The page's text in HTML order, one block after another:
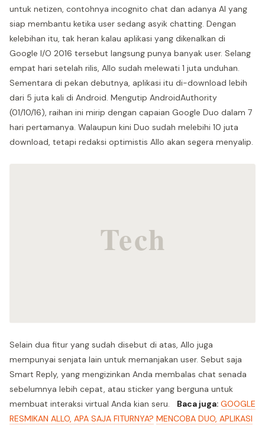
untuk netizen, contohnya incognito chat dan adanya AI yang
siap membantu ketika user sedang asyik chatting. Dengan
kelebihan itu, tak heran kalau aplikasi yang dikenalkan di
Google I/O 2016 tersebut langsung punya banyak user. Selang
empat hari setelah rilis, Allo sudah melewati 1 juta unduhan.
Sementara di pekan debutnya, aplikasi itu di-download lebih
dari 5 juta kali di Android. Mengutip AndroidAuthority
(01/10/16), raihan ini mirip dengan capaian Google Duo dalam 7
hari pertamanya. Walaupun kini Duo sudah melebihi 10 juta
download, tetapi redaksi optimistis Allo akan segera menyalip.
Selain dua fitur yang sudah disebut di atas, Allo juga
mempunyai senjata lain untuk memanjakan user. Sebut saja
Smart Reply, yang mengizinkan Anda membalas chat senada
sebelumnya lebih cepat, atau sticker yang berguna untuk
membuat interaksi virtual Anda kian seru. Baca juga: GOOGLE
RESMIKAN ALLO, APA SAJA FITURNYA? MENCOBA DUO, APLIKASI